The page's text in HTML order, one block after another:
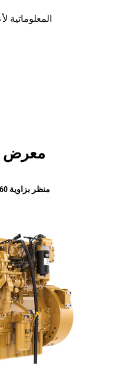
المعلوماتية
معرض
منظر بزاوية 360 درجة